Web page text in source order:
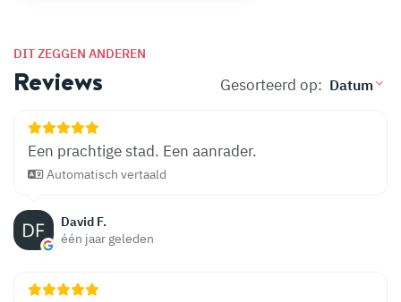
DIT ZEGGEN ANDEREN
Reviews Gesorteerd op:
David F.
één jaar geleden
Een prachtige stad. Een aanrader.
Automatisch vertaald